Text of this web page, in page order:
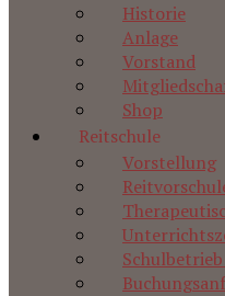
Historie
Anlage
Vorstand
Shop
Reitschule
Vorstellung